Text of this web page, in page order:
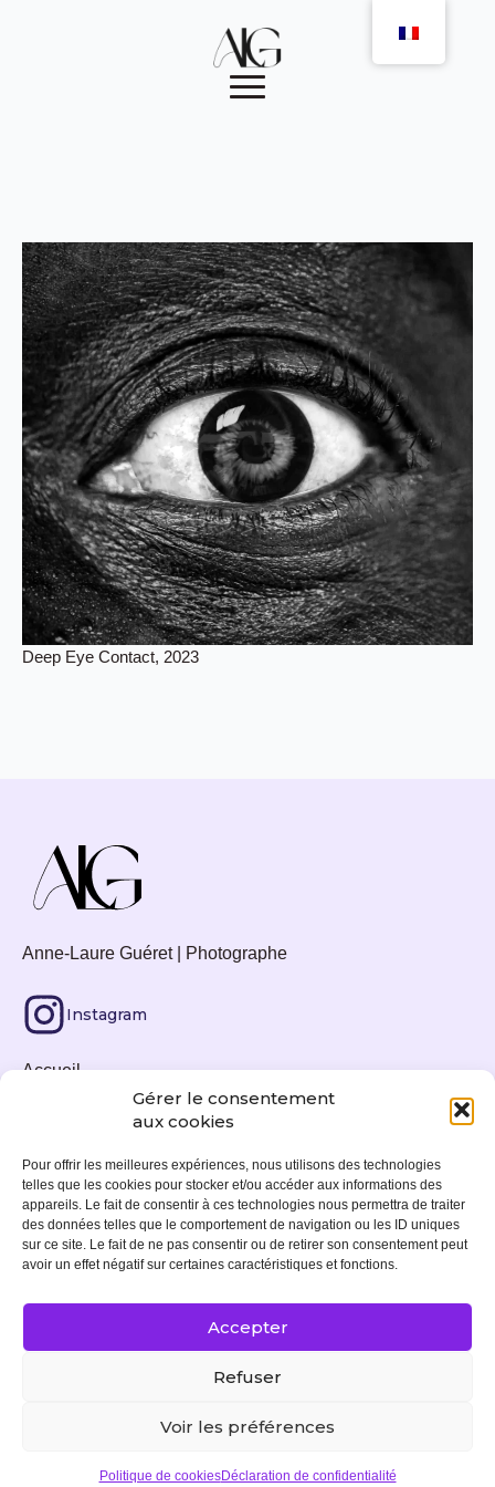
Gérer le consentement
aux cookies
Pour offrir les meilleures expériences, nous utilisons des technologies
telles que les cookies pour stocker et/ou accéder aux informations des
appareils. Le fait de consentir à ces technologies nous permettra de traiter
des données telles que le comportement de navigation ou les ID uniques
sur ce site. Le fait de ne pas consentir ou de retirer son consentement peut
avoir un effet négatif sur certaines caractéristiques et fonctions.
Accepter
Refuser
Voir les préférences
Politique de cookiesDéclaration de confidentialité
Deep Eye Contact, 2023
Anne-Laure Guéret | Photographe
Instagram
Accueil
Tirages photos
Expositions
À propos
Politique de cookies (UE)